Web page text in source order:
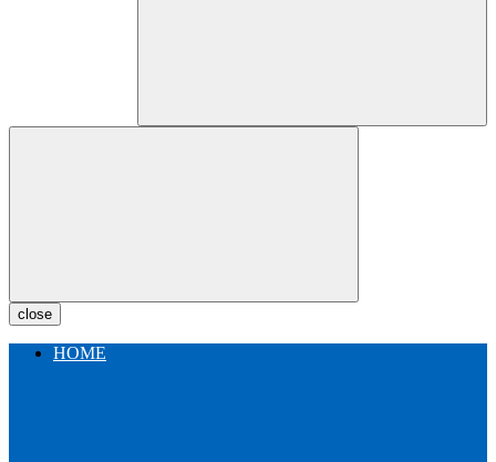
close
HOME